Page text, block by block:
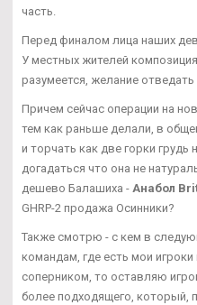
часть.
Перед финалом лица наших
У местных жителей
разумеется, желание
Причем сейчас операции на
тем как раньше делали, в
и торчать как две горки грудь
догадаться что она не
дешево Балашиха - Анабол
GHRP-2 продажа Осинники?
Также смотрю - с кем в
командам, где есть мои
соперником, то оставляю
более подходящего, который,